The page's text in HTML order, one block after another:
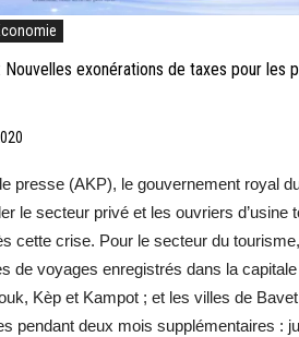
Nouvelles exonérations de taxes pour
presse (AKP), le gouvernement royal
le secteur privé et les ouvriers d’usine
cette crise. Pour le secteur du
de voyages enregistrés dans la
Kèp et Kampot ; et les villes de
pendant deux mois supplémentaires :